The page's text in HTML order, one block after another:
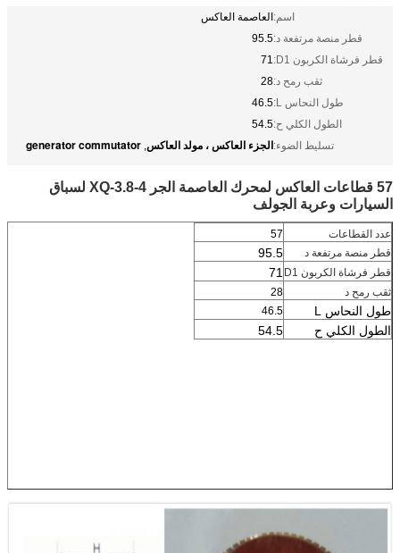
اسم:العاصمة العاكس
قطر منصة مرتفعة د:95.5
قطر فرشاة الكربون D1:
71
ثقب رمح د:28
طول النحاس L:
46.5
الطول الكلي ح:54.5
تسليط الضوء:الجزء العاكس ، مولد العاكس,
generator commutator
57 قطاعات العاكس لمحرك العاصمة الجر XQ-3.8-4 لسباق
السيارات وعربة الجولف
عدد القطاعات
57
قطر منصة مرتفعة د 95.5
قطر فرشاة الكربون D1
71
ثقب رمح د 28
طول النحاس L 46.5
الطول الكلي ح 54.5